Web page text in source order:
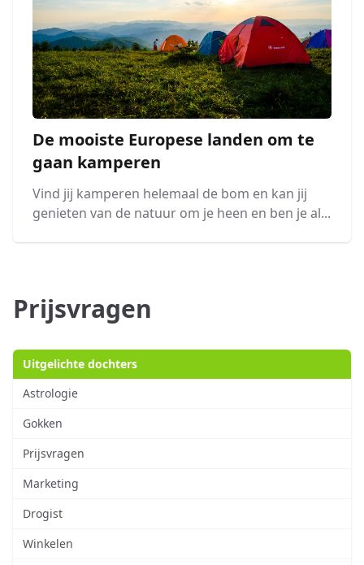
De mooiste Europese landen om te
gaan kamperen
Vind jij kamperen helemaal de bom en kan jij
genieten van de natuur om je heen en ben je al...
Prijsvragen
Uitgelichte dochters
Astrologie
Gokken
Prijsvragen
Marketing
Drogist
Winkelen